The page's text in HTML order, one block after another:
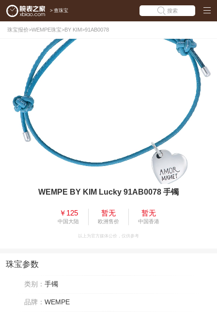
> 查珠宝 搜索
珠宝报价>WEMPE珠宝>BY KIM>91AB0078
WEMPE BY KIM Lucky 91AB0078 手镯
￥125
中国大陆
暂无
欧洲售价
暂无
中国香港
以上为官方媒体公价，仅供参考
珠宝参数
类别： 手镯
品牌： WEMPE